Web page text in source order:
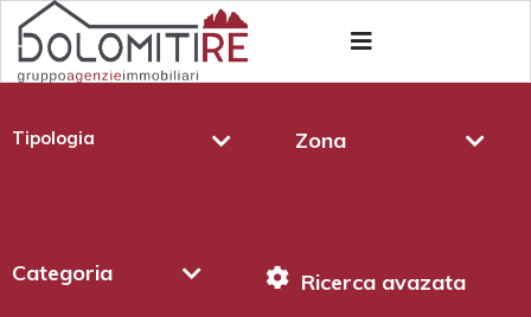
Tipologia Zona
Categoria Ricerca avazata